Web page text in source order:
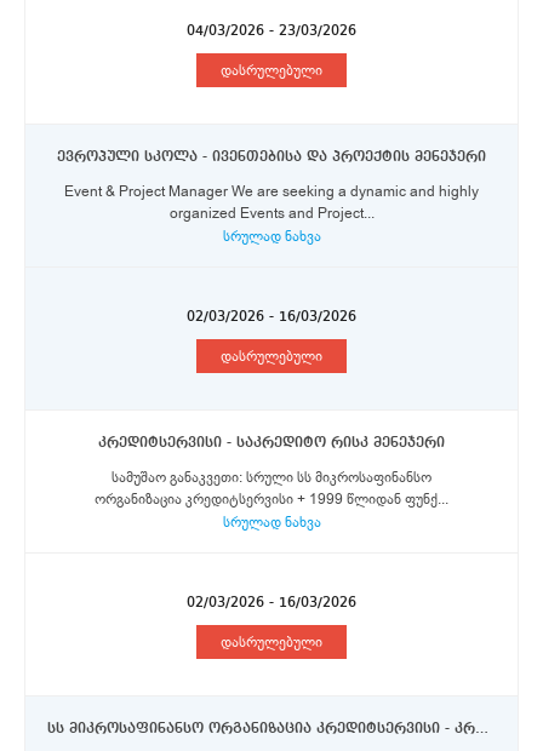
04/03/2026 - 23/03/2026
დასრულებული
ევროპული სკოლა - ივენთებისა და პროექტის მენეჯერი
Event & Project Manager We are seeking a dynamic and highly
organized Events and Project...
სრულად ნახვა
02/03/2026 - 16/03/2026
დასრულებული
კრედიტსერვისი - საკრედიტო რისკ მენეჯერი
სამუშაო განაკვეთი: სრული სს მიკროსაფინანსო
ორგანიზაცია კრედიტსერვისი + 1999 წლიდან ფუნქ...
სრულად ნახვა
02/03/2026 - 16/03/2026
დასრულებული
სს მიკროსაფინანსო ორგანიზაცია კრედიტსერვისი - კრედიტ ოფიცერი ქ. თბილისში